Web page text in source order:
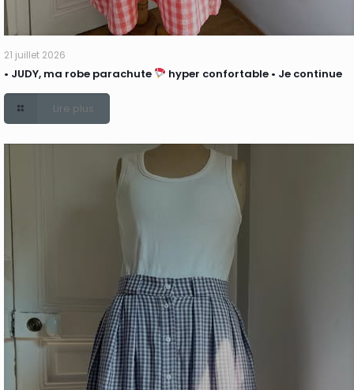
21 juillet 2026
• JUDY, ma robe parachute hyper confortable • Je continue
Lire plus